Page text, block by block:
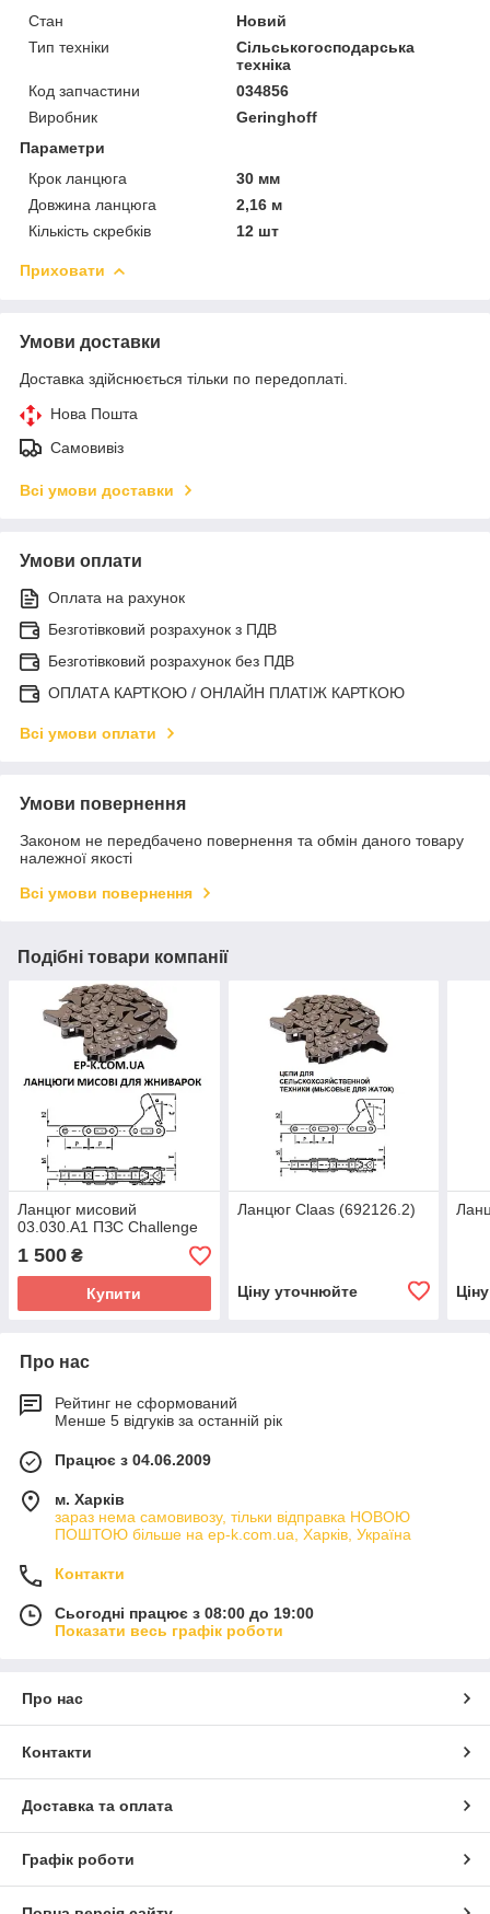
Стан
Новий
Тип техніки
Сільськогосподарська
техніка
Код запчастини
034856
Виробник
Geringhoff
Параметри
Крок ланцюга
30 мм
Довжина ланцюга
2,16 м
Кількість скребків
12 шт
Приховати
Умови доставки
Доставка здійснюється тільки по передоплаті.
Нова Пошта
Самовивіз
Всі умови доставки
Умови оплати
Оплата на рахунок
Безготівковий розрахунок з ПДВ
Безготівковий розрахунок без ПДВ
ОПЛАТА КАРТКОЮ / ОНЛАЙН ПЛАТІЖ КАРТКОЮ
Всі умови оплати
Умови повернення
Законом не передбачено повернення та обмін даного товару
належної якості
Всі умови повернення
Подібні товари компанії
Ланцюг мисовий
03.030.А1 ПЗС Challenge
1 500 ₴
Купити
Ланцюг Claas (692126.2)
Ціну уточнюйте
Про нас
Рейтинг не сформований
Менше 5 відгуків за останній рік
Працює з 04.06.2009
м. Харків
зараз нема самовивозу, тільки відправка НОВОЮ
ПОШТОЮ більше на ep-k.com.ua, Харків, Україна
Контакти
Сьогодні працює з 08:00 до 19:00
Показати весь графік роботи
Про нас
Контакти
Доставка та оплата
Графік роботи